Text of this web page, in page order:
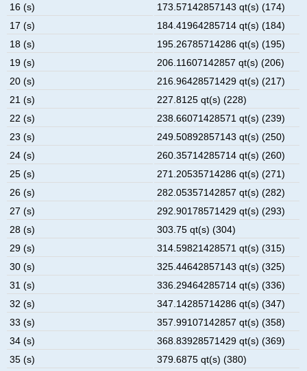
16 (s)
173.57142857143 qt(s) (174)
17 (s)
184.41964285714 qt(s) (184)
18 (s)
195.26785714286 qt(s) (195)
19 (s)
206.11607142857 qt(s) (206)
20 (s)
216.96428571429 qt(s) (217)
21 (s)
227.8125 qt(s) (228)
22 (s)
238.66071428571 qt(s) (239)
23 (s)
249.50892857143 qt(s) (250)
24 (s)
260.35714285714 qt(s) (260)
25 (s)
271.20535714286 qt(s) (271)
26 (s)
282.05357142857 qt(s) (282)
27 (s)
292.90178571429 qt(s) (293)
28 (s)
303.75 qt(s) (304)
29 (s)
314.59821428571 qt(s) (315)
30 (s)
325.44642857143 qt(s) (325)
31 (s)
336.29464285714 qt(s) (336)
32 (s)
347.14285714286 qt(s) (347)
33 (s)
357.99107142857 qt(s) (358)
34 (s)
368.83928571429 qt(s) (369)
35 (s)
379.6875 qt(s) (380)